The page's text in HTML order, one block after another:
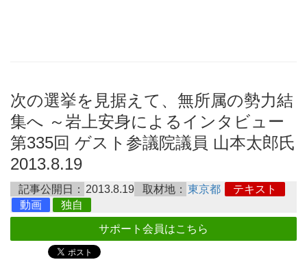
次の選挙を見据えて、無所属の勢力結
集へ ～岩上安身によるインタビュー
第335回 ゲスト参議院議員 山本太郎氏
2013.8.19
記事公開日： 2013.8.19 取材地： 東京都
テキスト
動画
独自
サポート会員はこちら